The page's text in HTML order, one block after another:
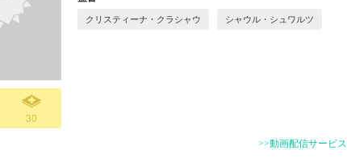
30
クリスティーナ・クラシャウ シャウル・シュワルツ
>>動画配信サービ